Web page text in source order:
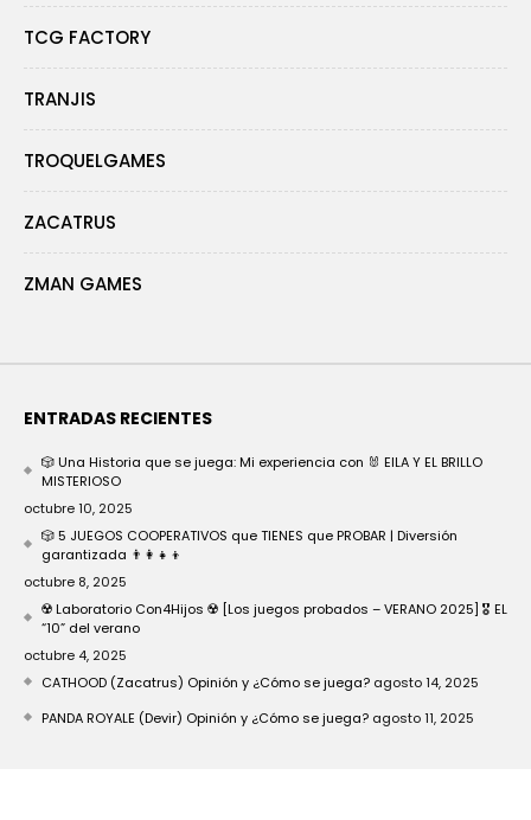
TCG FACTORY
TRANJIS
TROQUELGAMES
ZACATRUS
ZMAN GAMES
ENTRADAS RECIENTES
🎲 Una Historia que se juega: Mi experiencia con 🐰 EILA Y EL BRILLO
MISTERIOSO
octubre 10, 2025
🎲 5 JUEGOS COOPERATIVOS que TIENES que PROBAR | Diversión
garantizada 👨‍👩‍👧‍👦
octubre 8, 2025
☢️ Laboratorio Con4Hijos ☢️ [Los juegos probados – VERANO 2025] 🎖️ EL
“10” del verano
octubre 4, 2025
CATHOOD (Zacatrus) Opinión y ¿Cómo se juega? agosto 14, 2025
PANDA ROYALE (Devir) Opinión y ¿Cómo se juega? agosto 11, 2025